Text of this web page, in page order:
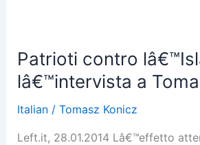
Patrioti contro
lâ€™intervista a
Italian/ Tomasz Konicz
Left.it, 28.01.2014 Lâ€™effetto